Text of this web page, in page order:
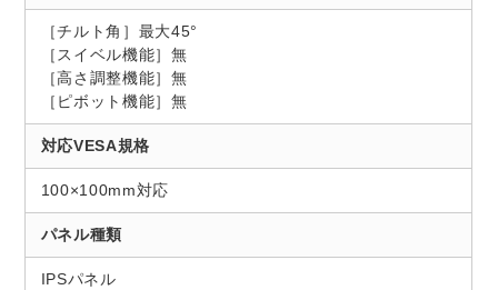
［チルト角］最大45°
［スイベル機能］無
［高さ調整機能］無
［ピボット機能］無
対応VESA規格
100×100mm対応
パネル種類
IPSパネル